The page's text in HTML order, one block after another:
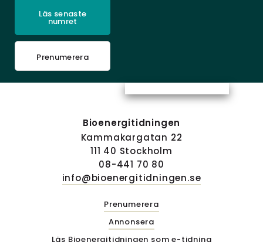
Läs senaste
numret
Prenumerera
Bioenergitidningen
Kammakargatan 22
111 40 Stockholm
08-441 70 80
info@bioenergitidningen.se
Prenumerera
Annonsera
Läs Bioenergitidningen som e-tidning